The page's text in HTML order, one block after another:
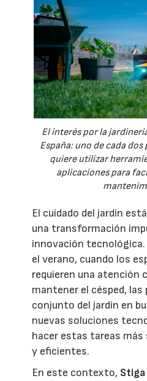
El interés por la
España: uno de cada
quiere utilizar
aplicaciones para
El cuidado del jardín
una transformación
innovación tecnológica.
el verano, cuando los
requieren una atención
mantener el césped, las
conjunto del jardín en
nuevas soluciones
hacer estas tareas más
y eficientes.
En este contexto, Stiga